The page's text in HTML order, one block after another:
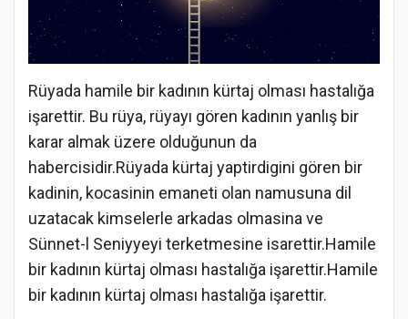
Rüyada hamile bir kadının kürtaj olması hastalığa
işarettir. Bu rüya, rüyayı gören kadının yanlış bir
karar almak üzere olduğunun da
habercisidir.Rüyada kürtaj yaptirdigini gören bir
kadinin, kocasinin emaneti olan namusuna dil
uzatacak kimselerle arkadas olmasina ve
Sünnet-l Seniyyeyi terketmesine isarettir.Hamile
bir kadının kürtaj olması hastalığa işarettir.Hamile
bir kadının kürtaj olması hastalığa işarettir.